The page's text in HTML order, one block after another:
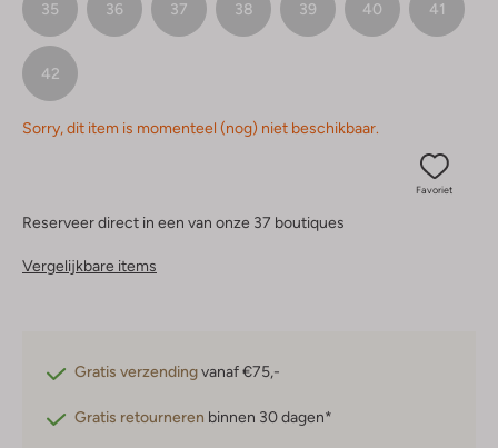
35 36 37 38 39 40 41
42
Sorry, dit item is momenteel (nog) niet beschikbaar.
Favoriet
Reserveer direct in een van onze 37 boutiques
Vergelijkbare items
Gratis verzendingvanaf €75,-
Gratis retourneren binnen 30 dagen*